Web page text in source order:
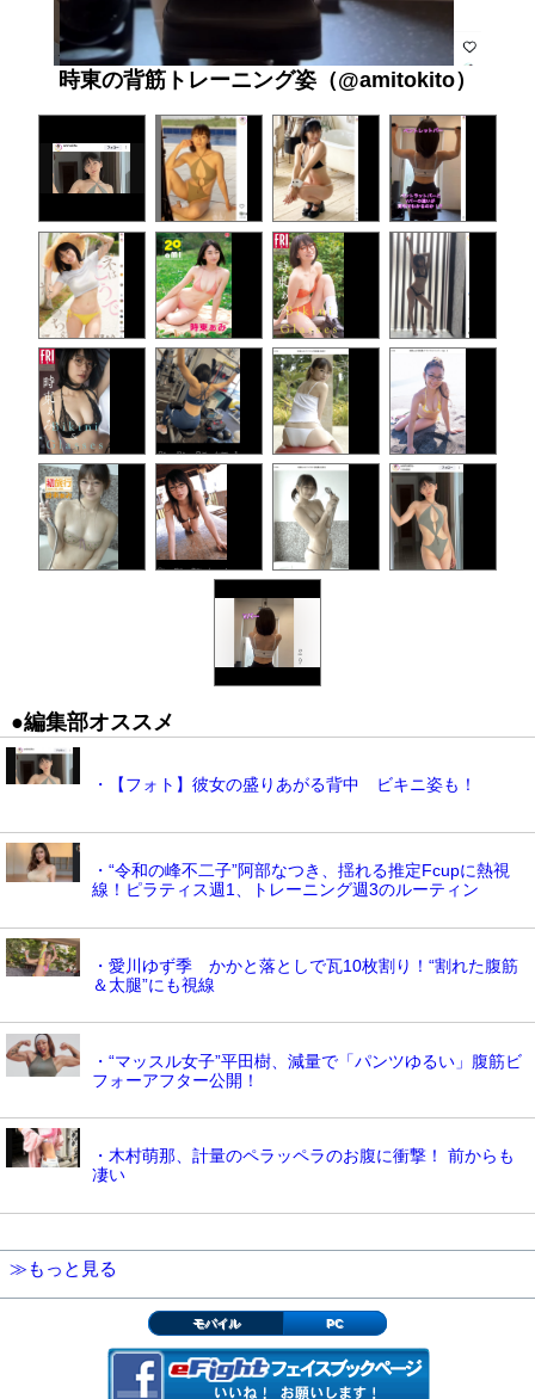
時東の背筋トレーニング姿（@amitokito）
●編集部オススメ
・【フォト】彼女の盛りあがる背中 ビキニ姿も！
・“令和の峰不二子”阿部なつき、揺れる推定Fcupに熱視
線！ピラティス週1、トレーニング週3のルーティン
・愛川ゆず季 かかと落としで瓦10枚割り！“割れた腹筋
＆太腿”にも視線
・“マッスル女子”平田樹、減量で「パンツゆるい」腹筋ビ
フォーアフター公開！
・木村萌那、計量のペラッペラのお腹に衝撃！ 前からも
凄い
≫もっと見る
モバイル PC